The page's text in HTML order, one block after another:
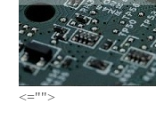
<="">